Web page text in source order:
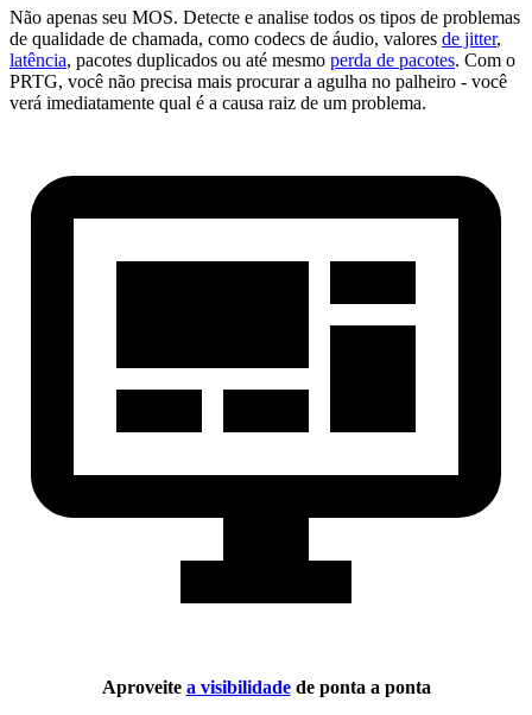
Não apenas seu MOS. Detecte e analise todos os tipos de problemas
de qualidade de chamada, como codecs de áudio, valores de jitter,
latência, pacotes duplicados ou até mesmo perda de pacotes. Com o
PRTG, você não precisa mais procurar a agulha no palheiro - você
verá imediatamente qual é a causa raiz de um problema.
Aproveite a visibilidadede ponta a ponta